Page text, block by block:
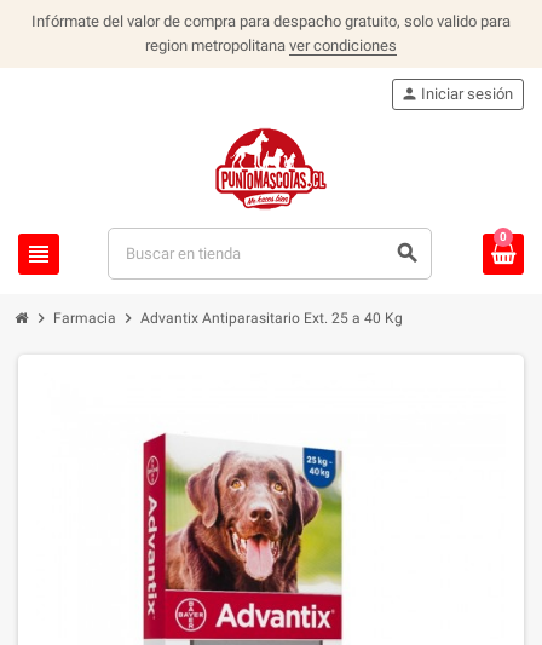
Infórmate del valor de compra para despacho gratuito, solo valido para
region metropolitana ver condiciones
view_headline search
person Iniciar sesión
0
chevron_right Farmacia chevron_right Advantix Antiparasitario Ext. 25 a 40 Kg